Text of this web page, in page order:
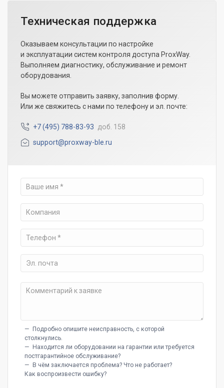
Техническая поддержка
Оказываем консультации по настройке
и эксплуатации систем контроля доступа ProxWay.
Выполняем диагностику, обслуживание и ремонт
оборудования.
Вы можете отправить заявку, заполнив форму.
Или же свяжитесь с нами по телефону и эл. почте:
+7 (495) 788-83-93 доб. 158
support@proxway-ble.ru
— Подробно опишите неисправность, с которой
столкнулись.
— Находится ли оборудовании на гарантии или требуется
постгарантийное обслуживание?
— В чём заключается проблема? Что не работает?
Как воспроизвести ошибку?